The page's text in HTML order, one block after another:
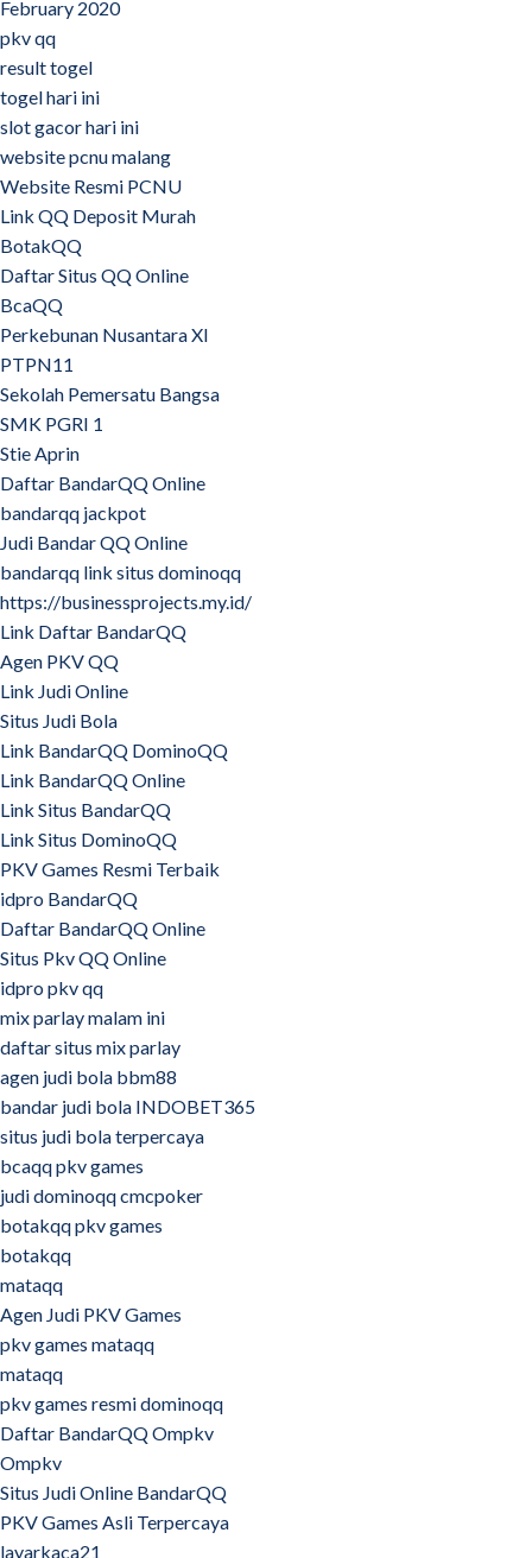
February 2020
pkv qq
result togel
togel hari ini
slot gacor hari ini
website pcnu malang
Website Resmi PCNU
Link QQ Deposit Murah
BotakQQ
Daftar Situs QQ Online
BcaQQ
Perkebunan Nusantara XI
PTPN11
Sekolah Pemersatu Bangsa
SMK PGRI 1
Stie Aprin
Daftar BandarQQ Online
bandarqq jackpot
Judi Bandar QQ Online
bandarqq link situs dominoqq
https://businessprojects.my.id/
Link Daftar BandarQQ
Agen PKV QQ
Link Judi Online
Situs Judi Bola
Link BandarQQ DominoQQ
Link BandarQQ Online
Link Situs BandarQQ
Link Situs DominoQQ
PKV Games Resmi Terbaik
idpro BandarQQ
Daftar BandarQQ Online
Situs Pkv QQ Online
idpro pkv qq
mix parlay malam ini
daftar situs mix parlay
agen judi bola bbm88
bandar judi bola INDOBET365
situs judi bola terpercaya
bcaqq pkv games
judi dominoqq cmcpoker
botakqq pkv games
botakqq
mataqq
Agen Judi PKV Games
pkv games mataqq
mataqq
pkv games resmi dominoqq
Daftar BandarQQ Ompkv
Ompkv
Situs Judi Online BandarQQ
PKV Games Asli Terpercaya
layarkaca21